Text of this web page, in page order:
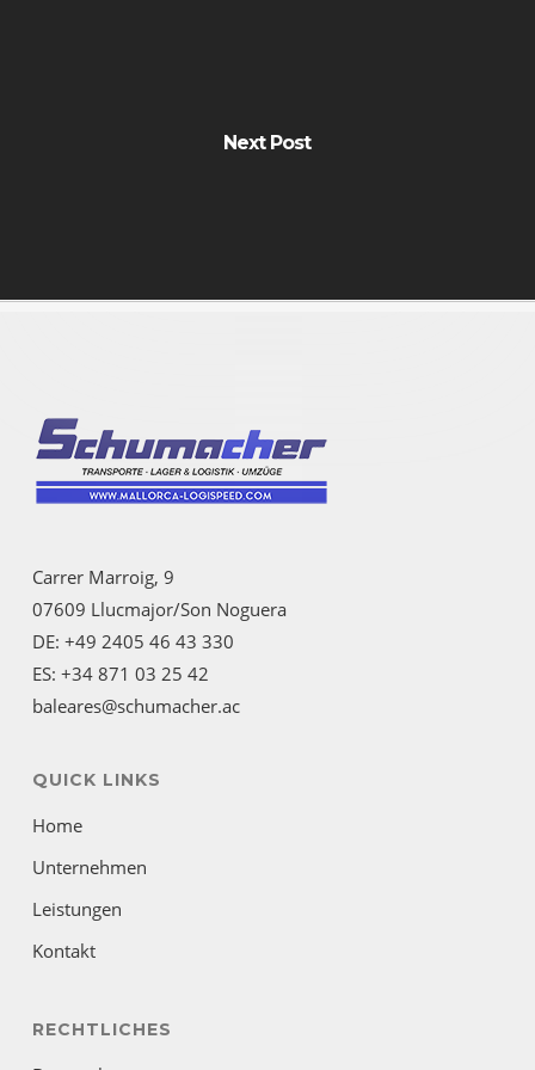
Next Post
Carrer Marroig, 9
07609 Llucmajor/Son Noguera
DE: +49 2405 46 43 330
ES: +34 871 03 25 42
baleares@schumacher.ac
QUICK LINKS
Home
Unternehmen
Leistungen
Kontakt
RECHTLICHES